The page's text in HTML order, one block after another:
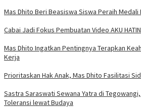
Mas Dhito Beri Beasiswa Siswa Peraih Medali
Cabai Jadi Fokus Pembuatan Video AKU
Mas Dhito Ingatkan Pentingnya Terapkan
Kerja
Prioritaskan Hak Anak, Mas Dhito Fasilitasi
Sastra Saraswati Sewana Yatra di
Toleransi lewat Budaya